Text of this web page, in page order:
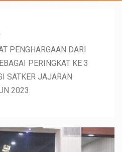
PENGHARGAAN DARI
PERINGKAT KE 3
SATKER JAJARAN
2023